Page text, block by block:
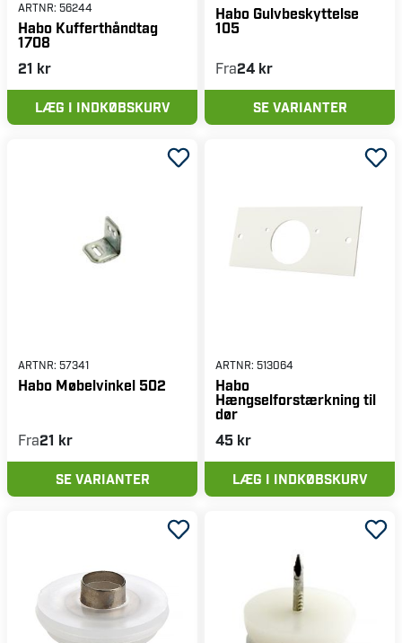
ARTNR: 56244
Habo Kufferthåndtag
1708
21 kr
LÆG I INDKØBSKURV
Habo Gulvbeskyttelse
105
Fra24 kr
SE VARIANTER
ARTNR: 57341
Habo Møbelvinkel 502
Fra21 kr
SE VARIANTER
ARTNR: 513064
Habo
Hængselforstærkning til
dør
45 kr
LÆG I INDKØBSKURV